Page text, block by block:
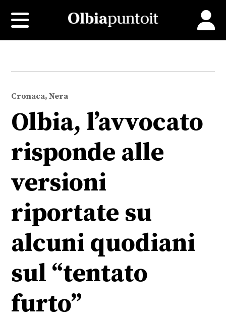
Cronaca, Nera
Olbia, l’avvocato
risponde alle
versioni
riportate su
alcuni quodiani
sul “tentato
furto”